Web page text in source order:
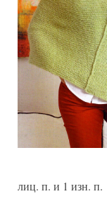
лиц. п. и 1 изн. п.